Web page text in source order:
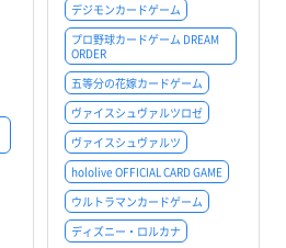
デジモンカードゲーム
プロ野球カードゲーム DREAM
ORDER
五等分の花嫁カードゲーム
ヴァイスシュヴァルツロゼ
ヴァイスシュヴァルツ
hololive OFFICIAL CARD GAME
ウルトラマンカードゲーム
ディズニー・ロルカナ